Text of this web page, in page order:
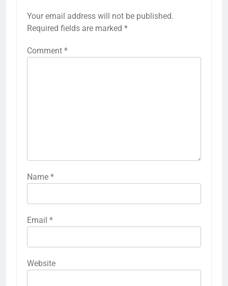
Your email address will not be published.
Required fields are marked *
Comment *
Name *
Email *
Website